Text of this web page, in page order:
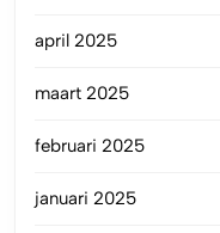
april 2025
maart 2025
februari 2025
januari 2025